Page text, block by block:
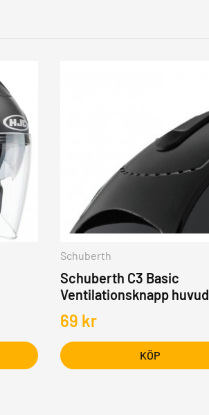
Schuberth
Schuberth C3 Basic
Ventilationsknapp huvud
69 kr
KÖP